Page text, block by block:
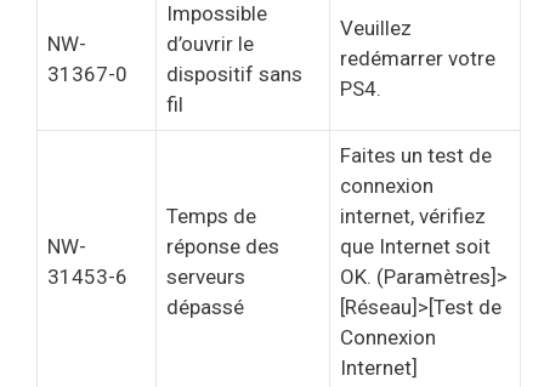
NW-
31367-0
Impossible
d’ouvrir le
dispositif sans
fil
Veuillez
redémarrer votre
PS4.
NW-
31453-6
Temps de
réponse des
serveurs
dépassé
Faites un test de
connexion
internet, vérifiez
que Internet soit
OK. (Paramètres]>
[Réseau]>[Test de
Connexion
Internet]